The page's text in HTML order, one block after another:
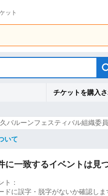
ット
チケットを購入
バルーンフェスティバル組織委
いて
に一致するイベントは見
ト：
ドに誤字・脱字がないか確認しま